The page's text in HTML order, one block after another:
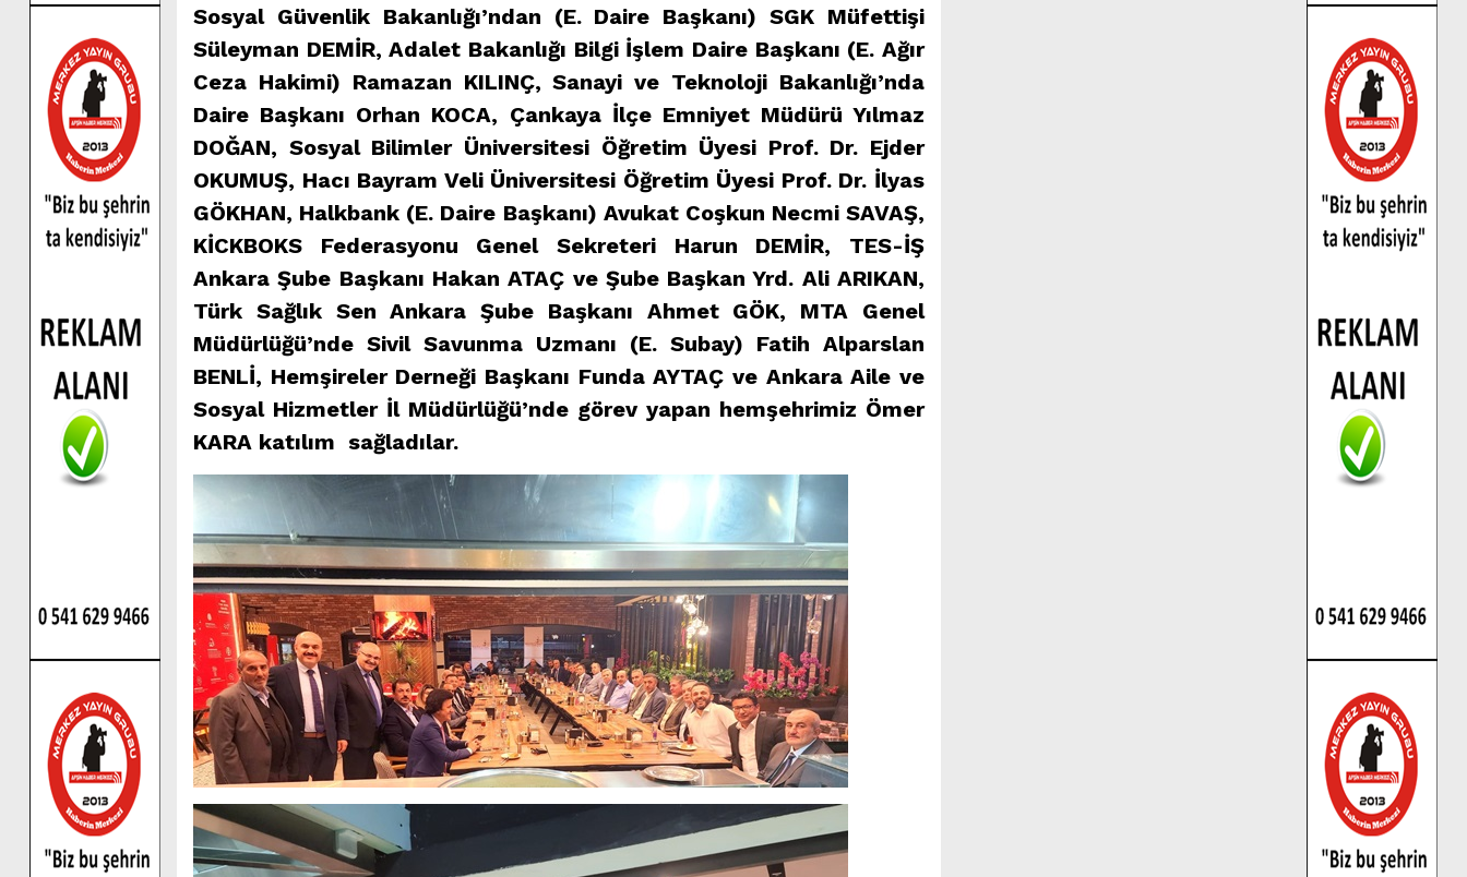
Sosyal Güvenlik Bakanlığı’ndan (E. Daire Başkanı) SGK Müfettişi
Süleyman DEMİR, Adalet Bakanlığı Bilgi İşlem Daire Başkanı (E. Ağır
Ceza Hakimi) Ramazan KILINÇ, Sanayi ve Teknoloji Bakanlığı’nda
Daire Başkanı Orhan KOCA, Çankaya İlçe Emniyet Müdürü Yılmaz
DOĞAN, Sosyal Bilimler Üniversitesi Öğretim Üyesi Prof. Dr. Ejder
OKUMUŞ, Hacı Bayram Veli Üniversitesi Öğretim Üyesi Prof. Dr. İlyas
GÖKHAN, Halkbank (E. Daire Başkanı) Avukat Coşkun Necmi SAVAŞ,
KİCKBOKS Federasyonu Genel Sekreteri Harun DEMİR, TES-İŞ
Ankara Şube Başkanı Hakan ATAÇ ve Şube Başkan Yrd. Ali ARIKAN,
Türk Sağlık Sen Ankara Şube Başkanı Ahmet GÖK, MTA Genel
Müdürlüğü’nde Sivil Savunma Uzmanı (E. Subay) Fatih Alparslan
BENLİ, Hemşireler Derneği Başkanı Funda AYTAÇ ve Ankara Aile ve
Sosyal Hizmetler İl Müdürlüğü’nde görev yapan hemşehrimiz Ömer
KARA katılım sağladılar.